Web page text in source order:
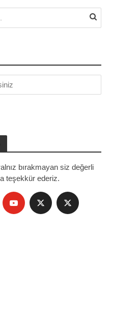
bırakmayan siz değerli
teşekkür ederiz.